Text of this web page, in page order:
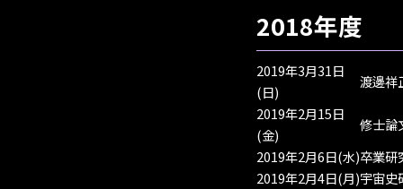
2018年度
2019年3月31日
(日)
渡邊祥
2019年2月15日
(金)
修士論
2019年2月6日(水)卒業研
2019年2月4日(月)宇宙史